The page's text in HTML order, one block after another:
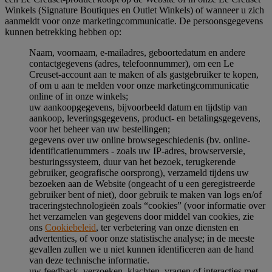
Winkels (Signature Boutiques en Outlet Winkels) of wanneer u zich
aanmeldt voor onze marketingcommunicatie. De persoonsgegevens
kunnen betrekking hebben op:
Naam, voornaam, e-mailadres, geboortedatum en andere
contactgegevens (adres, telefoonnummer), om een Le
Creuset-account aan te maken of als gastgebruiker te kopen,
of om u aan te melden voor onze marketingcommunicatie
online of in onze winkels;
uw aankoopgegevens, bijvoorbeeld datum en tijdstip van
aankoop, leveringsgegevens, product- en betalingsgegevens,
voor het beheer van uw bestellingen;
gegevens over uw online browsegeschiedenis (bv. online-
identificatienummers - zoals uw IP-adres, browserversie,
besturingssysteem, duur van het bezoek, terugkerende
gebruiker, geografische oorsprong), verzameld tijdens uw
bezoeken aan de Website (ongeacht of u een geregistreerde
gebruiker bent of niet), door gebruik te maken van logs en/of
traceringstechnologieën zoals “cookies” (voor informatie over
het verzamelen van gegevens door middel van cookies, zie
ons Cookiebeleid, ter verbetering van onze diensten en
advertenties, of voor onze statistische analyse; in de meeste
gevallen zullen we u niet kunnen identificeren aan de hand
van deze technische informatie.